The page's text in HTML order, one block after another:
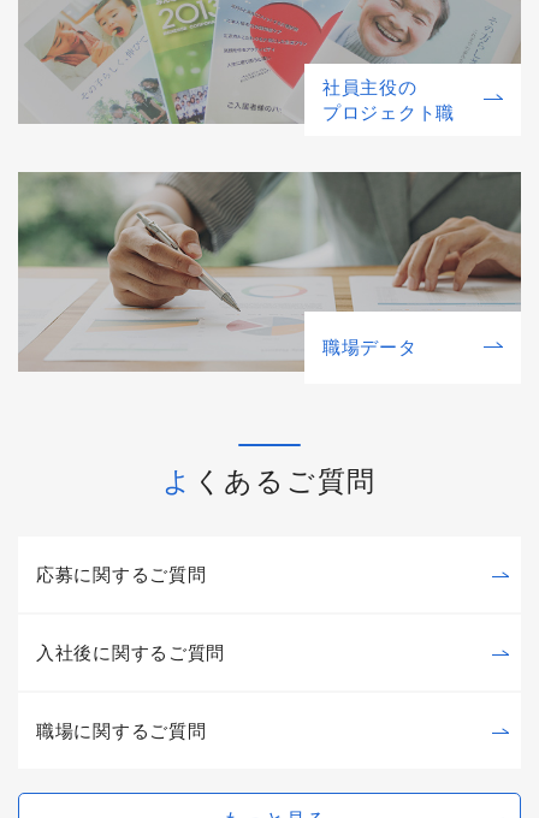
社員主役の
プロジェクト職
職場データ
よくあるご質問
応募に関するご質問
入社後に関するご質問
職場に関するご質問